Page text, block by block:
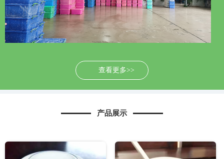
查看更多>>
产品展示